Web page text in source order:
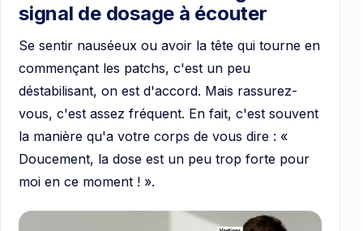
signal de dosage à écouter
Se sentir nauséeux ou avoir la tête qui tourne en
commençant les patchs, c'est un peu
déstabilisant, on est d'accord. Mais rassurez-
vous, c'est assez fréquent. En fait, c'est souvent
la manière qu'a votre corps de vous dire : «
Doucement, la dose est un peu trop forte pour
moi en ce moment ! ».